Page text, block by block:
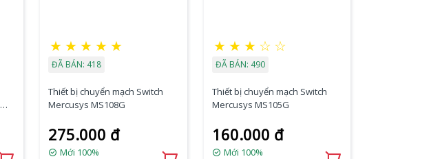
★ ★ ★ ★ ★
ĐÃ BÁN: 418
Thiết bị chuyển mạch Switch
Mercusys MS108G
275.000 đ
Mới 100%
★ ★ ★ ☆ ☆
ĐÃ BÁN: 490
Thiết bị chuyển mạch Switch
Mercusys MS105G
160.000 đ
Mới 100%